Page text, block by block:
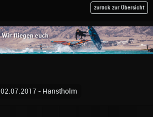
zurück zur Übersicht
02.07.2017 - Hanstholm